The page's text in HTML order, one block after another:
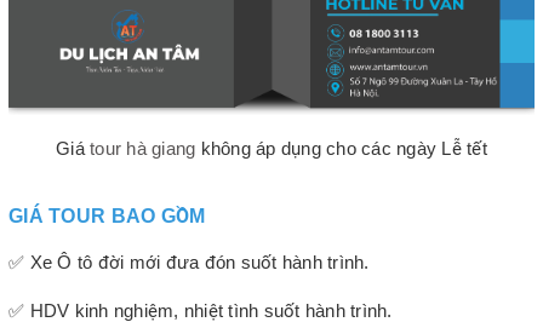
Giátour hà giang không áp dụng cho các ngày Lễ tết
GIÁ TOUR BAO GỒM
✅ Xe Ô tô đời mới đưa đón suốt hành trình.
✅ HDV kinh nghiệm, nhiệt tình suốt hành trình.